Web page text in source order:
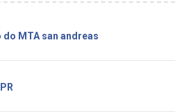
MTA san andreas